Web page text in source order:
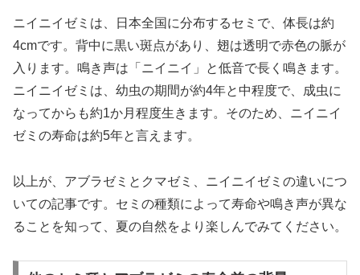
ニイニイゼミは、日本全国に分布するセミで、体長は約
4cmです。背中に黒い斑点があり、翅は透明で赤色の脈が
入ります。鳴き声は「ニイニイ」と低音で長く鳴きます。
ニイニイゼミは、幼虫の期間が約4年と中程度で、成虫に
なってからも約1か月程度生きます。そのため、ニイニイ
ゼミの寿命は約5年と言えます。
以上が、アブラゼミとクマゼミ、ニイニイゼミの違いにつ
いての記事です。セミの種類によって寿命や鳴き声が異な
ることを知って、夏の自然をより楽しんでみてください。